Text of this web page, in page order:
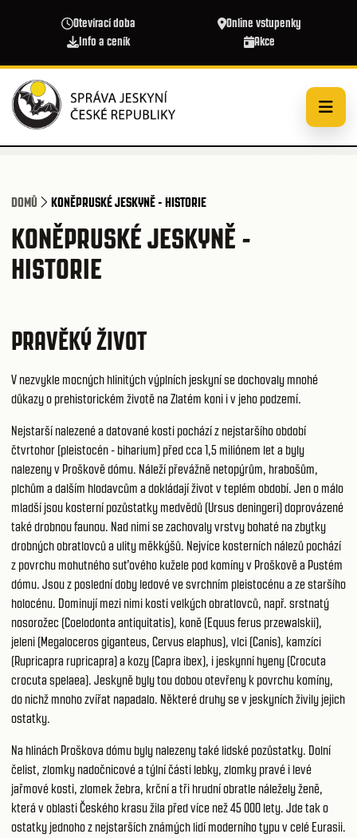
Otevírací doba
Online vstupenky
Info a ceník
Akce
DOMŮ KONĚPRUSKÉ JESKYNĚ - HISTORIE
KONĚPRUSKÉ JESKYNĚ -
HISTORIE
PRAVĚKÝ ŽIVOT
V nezvykle mocných hlinitých výplních jeskyní se dochovaly mnohé
důkazy o prehistorickém životě na Zlatém koni i v jeho podzemí.
Nejstarší nalezené a datované kosti pochází z nejstaršího období
čtvrtohor (pleistocén - biharium) před cca 1,5 miliónem let a byly
nalezeny v Proškově dómu. Náleží převážně netopýrům, hrabošům,
plchům a dalším hlodavcům a dokládají život v teplém období. Jen o málo
mladší jsou kosterní pozůstatky medvědů (Ursus deningeri) doprovázené
také drobnou faunou. Nad nimi se zachovaly vrstvy bohaté na zbytky
drobných obratlovců a ulity měkkýšů. Nejvíce kosterních nálezů pochází
z povrchu mohutného suťového kužele pod komíny v Proškově a Pustém
dómu. Jsou z poslední doby ledové ve svrchním pleistocénu a ze staršího
holocénu. Dominují mezi nimi kosti velkých obratlovců, např. srstnatý
nosorožec (Coelodonta antiquitatis), koně (Equus ferus przewalskii),
jeleni (Megaloceros giganteus, Cervus elaphus), vlci (Canis), kamzíci
(Rupricapra rupricapra) a kozy (Capra ibex), i jeskynní hyeny (Crocuta
crocuta spelaea). Jeskyně byly tou dobou otevřeny k povrchu komíny,
do nichž mnoho zvířat napadalo. Některé druhy se v jeskyních živily jejich
ostatky.
Na hlinách Proškova dómu byly nalezeny také lidské pozůstatky. Dolní
čelist, zlomky nadočnicové a týlní části lebky, zlomky pravé i levé
jařmové kosti, zlomek žebra, krční a tři hrudní obratle náležely ženě,
která v oblasti Českého krasu žila před více než 45 000 lety. Jde tak o
ostatky jednoho z nejstarších známých lidí moderního typu v celé Eurasii.